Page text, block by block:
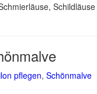
pflegen, Schönmalve